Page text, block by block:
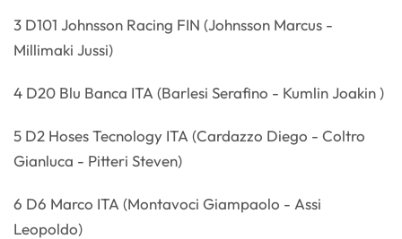
3 D101 Johnsson Racing FIN (Johnsson Marcus -
Millimaki Jussi)
4 D20 Blu Banca ITA (Barlesi Serafino - Kumlin Joakin )
5 D2 Hoses Tecnology ITA (Cardazzo Diego - Coltro
Gianluca - Pitteri Steven)
6 D6 Marco ITA (Montavoci Giampaolo - Assi
Leopoldo)